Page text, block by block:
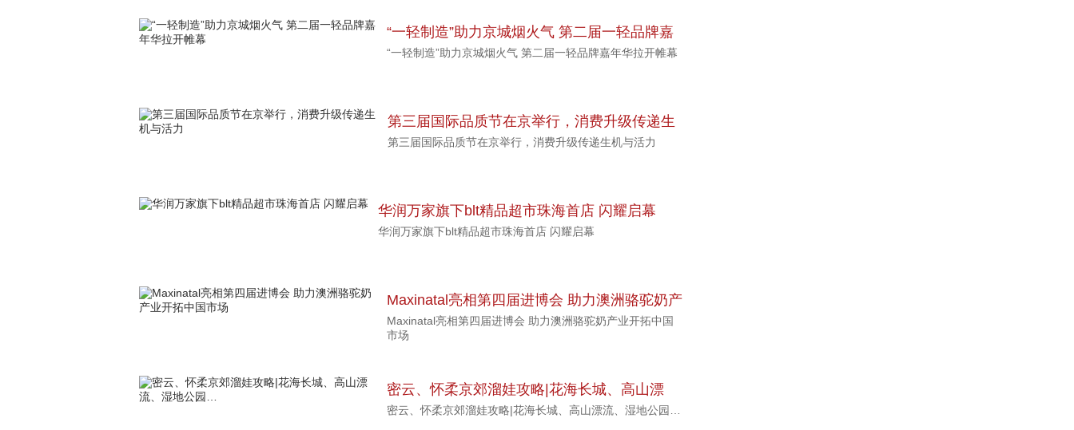
“一轻制造”助力京城烟火气 第二届一轻品牌嘉
年华拉开帷幕
“一轻制造”助力京城烟火气 第二届一轻品牌嘉年华拉开帷幕
第三届国际品质节在京举行，消费升级传递生
机与活力
第三届国际品质节在京举行，消费升级传递生机与活力
华润万家旗下blt精品超市珠海首店 闪耀启幕
华润万家旗下blt精品超市珠海首店 闪耀启幕
Maxinatal亮相第四届进博会 助力澳洲骆驼奶产
业开拓中国市场
Maxinatal亮相第四届进博会 助力澳洲骆驼奶产业开拓中国
市场
密云、怀柔京郊溜娃攻略|花海长城、高山漂
流、湿地公园…
密云、怀柔京郊溜娃攻略|花海长城、高山漂流、湿地公园…